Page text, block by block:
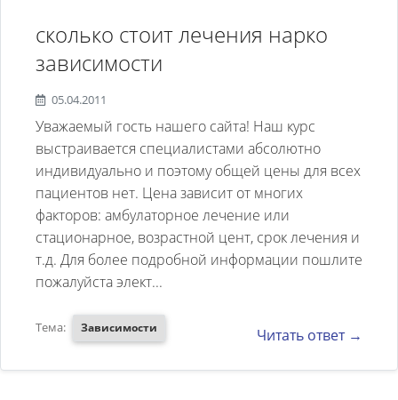
сколько стоит лечения нарко
зависимости
05.04.2011
Уважаемый гость нашего сайта! Наш курс
выстраивается специалистами абсолютно
индивидуально и поэтому общей цены для всех
пациентов нет. Цена зависит от многих
факторов: амбулаторное лечение или
стационарное, возрастной цент, срок лечения и
т.д. Для более подробной информации пошлите
пожалуйста элект...
Тема: Зависимости Читать ответ →